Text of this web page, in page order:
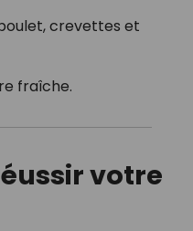
crevettes et
fraîche.
votre